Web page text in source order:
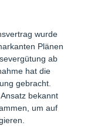
wurde
Plänen
ab
hat die
gebracht.
bekannt
um auf